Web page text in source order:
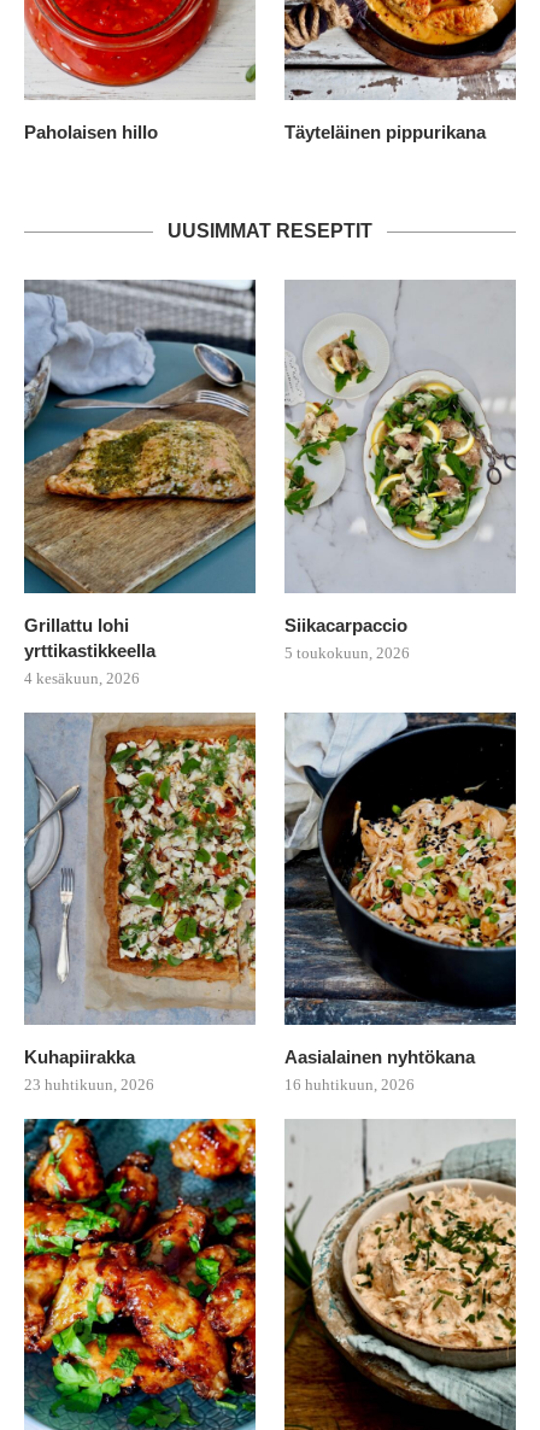
Paholaisen hillo Täyteläinen pippurikana
UUSIMMAT RESEPTIT
Grillattu lohi
yrttikastikkeella
4 kesäkuun, 2026
Siikacarpaccio
5 toukokuun, 2026
Kuhapiirakka
23 huhtikuun, 2026
Aasialainen nyhtökana
16 huhtikuun, 2026